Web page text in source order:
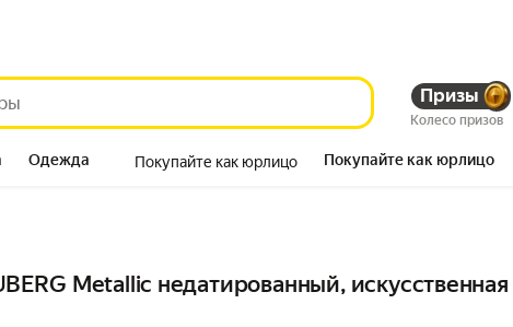
Призы
Колесо призов
Одежда Покупайте как юрлицо Покупайте как юрлицо
Metallic недатированный, искусственная